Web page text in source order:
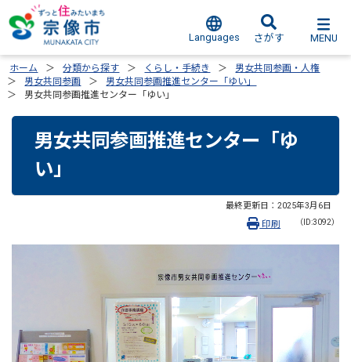
Languages さがす MENU
ホーム 分類から探す くらし・手続き
男女共同参画・人権
男女共同参画
男女共同参画推進センター「ゆい」
男女共同参画推進センター「ゆい」
男女共同参画推進センター「ゆ
い」
最終更新日： 2025年3月6日
（ID:3092）
印刷